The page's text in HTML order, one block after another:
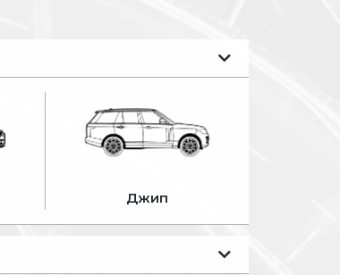
Джип